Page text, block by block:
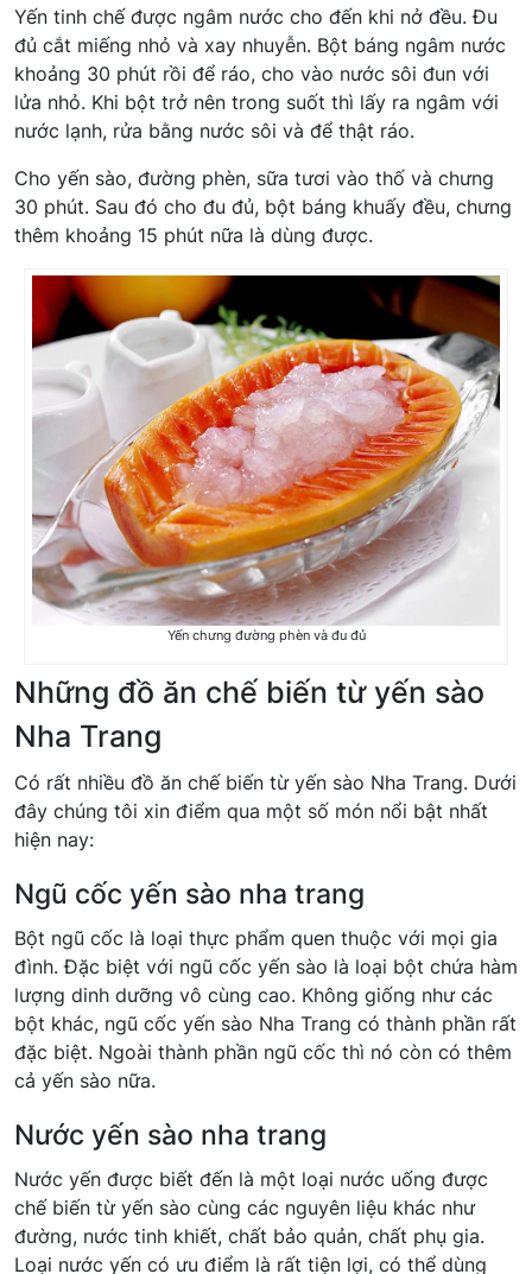
Yến tinh chế được ngâm nước cho đến khi nở đều. Đu
đủ cắt miếng nhỏ và xay nhuyễn. Bột báng ngâm nước
khoảng 30 phút rồi để ráo, cho vào nước sôi đun với
lửa nhỏ. Khi bột trở nên trong suốt thì lấy ra ngâm với
nước lạnh, rửa bằng nước sôi và để thật ráo.
Cho yến sào, đường phèn, sữa tươi vào thố và chưng
30 phút. Sau đó cho đu đủ, bột báng khuấy đều, chưng
thêm khoảng 15 phút nữa là dùng được.
Yến chưng đường phèn và đu đủ
Những đồ ăn chế biến từ yến sào
Nha Trang
Có rất nhiều đồ ăn chế biến từ yến sào Nha Trang. Dưới
đây chúng tôi xin điểm qua một số món nổi bật nhất
hiện nay:
Ngũ cốc yến sào nha trang
Bột ngũ cốc là loại thực phẩm quen thuộc với mọi gia
đình. Đặc biệt với ngũ cốc yến sào là loại bột chứa hàm
lượng dinh dưỡng vô cùng cao. Không giống như các
bột khác, ngũ cốc yến sào Nha Trang có thành phần rất
đặc biệt. Ngoài thành phần ngũ cốc thì nó còn có thêm
cả yến sào nữa.
Nước yến sào nha trang
Nước yến được biết đến là một loại nước uống được
chế biến từ yến sào cùng các nguyên liệu khác như
đường, nước tinh khiết, chất bảo quản, chất phụ gia.
Loại nước yến có ưu điểm là rất tiện lợi, có thể dùng